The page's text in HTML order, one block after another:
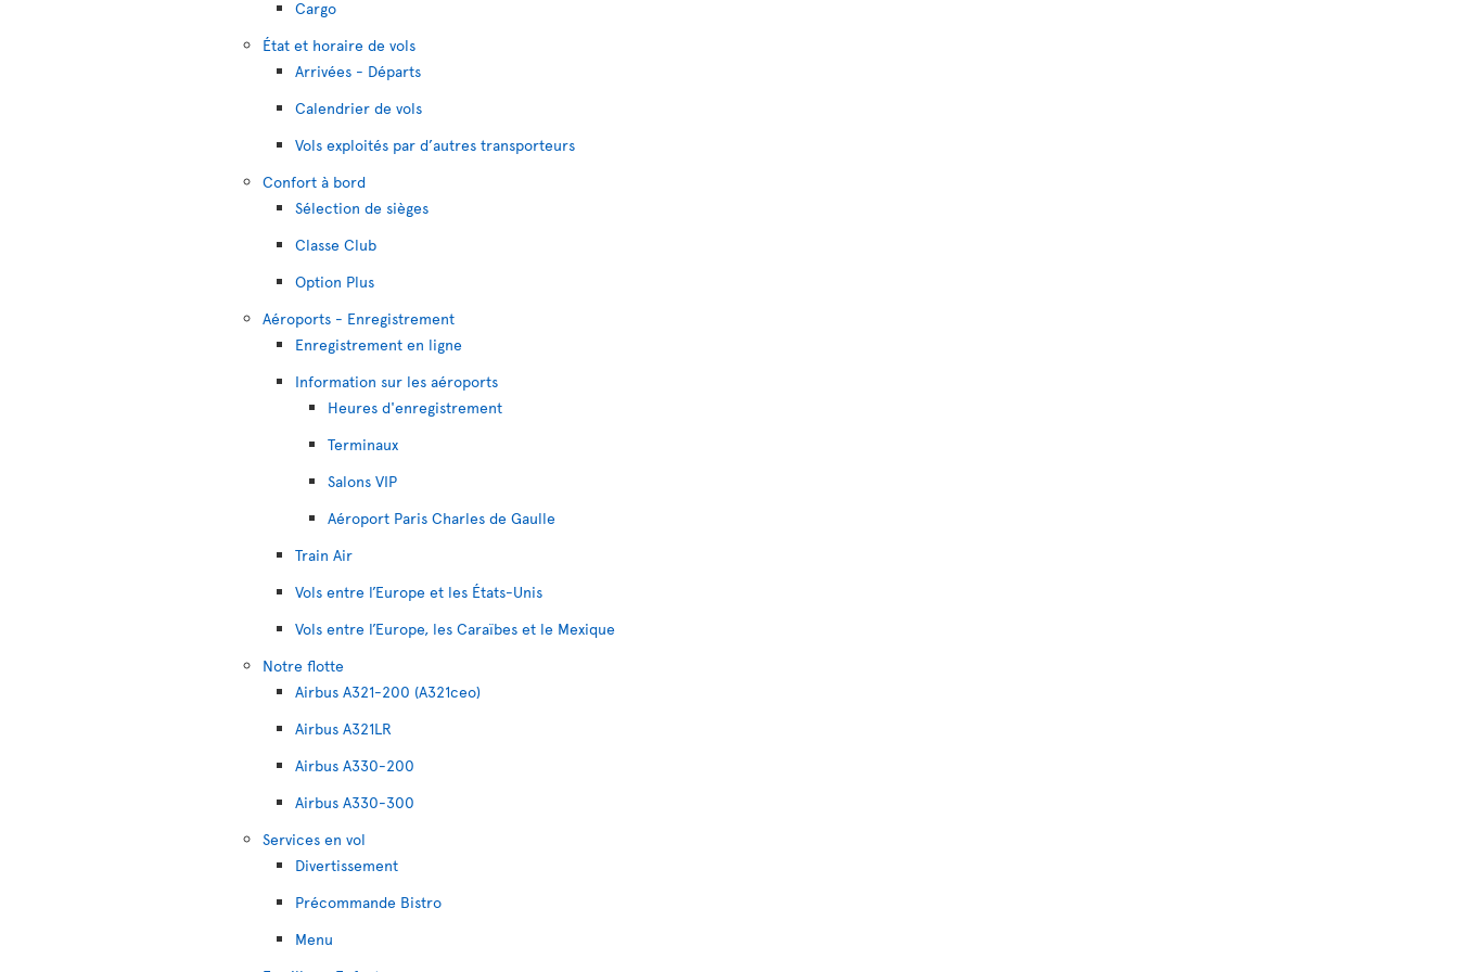
Cargo
État et horaire de vols
Arrivées - Départs
Calendrier de vols
Vols exploités par d’autres transporteurs
Confort à bord
Sélection de sièges
Classe Club
Option Plus
Aéroports - Enregistrement
Enregistrement en ligne
Information sur les aéroports
Heures d'enregistrement
Terminaux
Salons VIP
Aéroport Paris Charles de Gaulle
Train Air
Vols entre l’Europe et les États-Unis
Vols entre l’Europe, les Caraïbes et le Mexique
Notre flotte
Airbus A321-200 (A321ceo)
Airbus A321LR
Airbus A330-200
Airbus A330-300
Services en vol
Divertissement
Précommande Bistro
Menu